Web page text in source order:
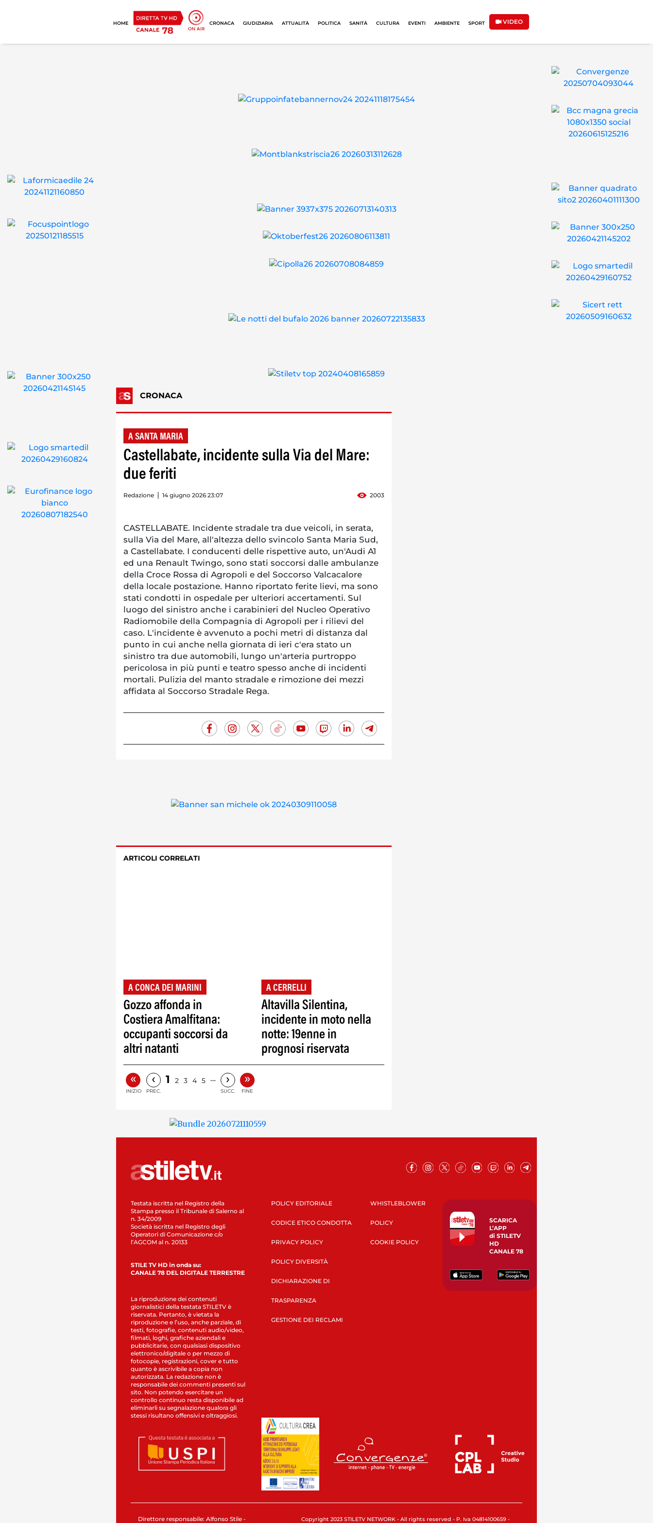
HOME CRONACA GIUDIZIARIA ATTUALITÀ POLITICA SANITÀ CULTURA EVENTI AMBIENTE SPORT VIDEO
CRONACA
A SANTA MARIA
Castellabate, incidente sulla Via del Mare:
due feriti
Redazione 14 giugno 2026 23:07 2003
CASTELLABATE. Incidente stradale tra due veicoli, in serata,
sulla Via del Mare, all'altezza dello svincolo Santa Maria Sud,
a Castellabate. I conducenti delle rispettive auto, un'Audi A1
ed una Renault Twingo, sono stati soccorsi dalle ambulanze
della Croce Rossa di Agropoli e del Soccorso Valcacalore
della locale postazione. Hanno riportato ferite lievi, ma sono
stati condotti in ospedale per ulteriori accertamenti. Sul
luogo del sinistro anche i carabinieri del Nucleo Operativo
Radiomobile della Compagnia di Agropoli per i rilievi del
caso. L'incidente è avvenuto a pochi metri di distanza dal
punto in cui anche nella giornata di ieri c'era stato un
sinistro tra due automobili, lungo un'arteria purtroppo
pericolosa in più punti e teatro spesso anche di incidenti
mortali. Pulizia del manto stradale e rimozione dei mezzi
affidata al Soccorso Stradale Rega.
ARTICOLI CORRELATI
A CONCA DEI MARINI
Gozzo affonda in
Costiera Amalfitana:
occupanti soccorsi da
altri natanti
A CERRELLI
Altavilla Silentina,
incidente in moto nella
notte: 19enne in
prognosi riservata
«
INIZIO
‹
PREC.
1 2 3 4 5 … ›
SUCC.
»
FINE
Testata iscritta nel Registro della
Stampa presso il Tribunale di Salerno al
n. 34/2009
Società iscritta nel Registro degli
Operatori di Comunicazione c/o
l’AGCOM al n. 20133
STILE TV HD in onda su:
CANALE 78 DEL DIGITALE TERRESTRE
La riproduzione dei contenuti
giornalistici della testata STILETV è
riservata. Pertanto, è vietata la
riproduzione e l’uso, anche parziale, di
testi, fotografie, contenuti audio/video,
filmati, loghi, grafiche aziendali e
pubblicitarie, con qualsiasi dispositivo
elettronico/digitale o per mezzo di
fotocopie, registrazioni, cover e tutto
quanto è ascrivibile a copia non
autorizzata. La redazione non è
responsabile dei commenti presenti sul
sito. Non potendo esercitare un
controllo continuo resta disponibile ad
eliminarli su segnalazione qualora gli
stessi risultano offensivi e oltraggiosi.
POLICY EDITORIALE
CODICE ETICO CONDOTTA
PRIVACY POLICY
POLICY DIVERSITÀ
DICHIARAZIONE DI
TRASPARENZA
GESTIONE DEI RECLAMI
WHISTLEBLOWER
POLICY
COOKIE POLICY
SCARICA
L’APP
di STILETV
HD
CANALE 78
Direttore responsabile: Alfonso Stile - Copyright 2023 STILETV NETWORK - All rights reserved - P. Iva 04814100659 -